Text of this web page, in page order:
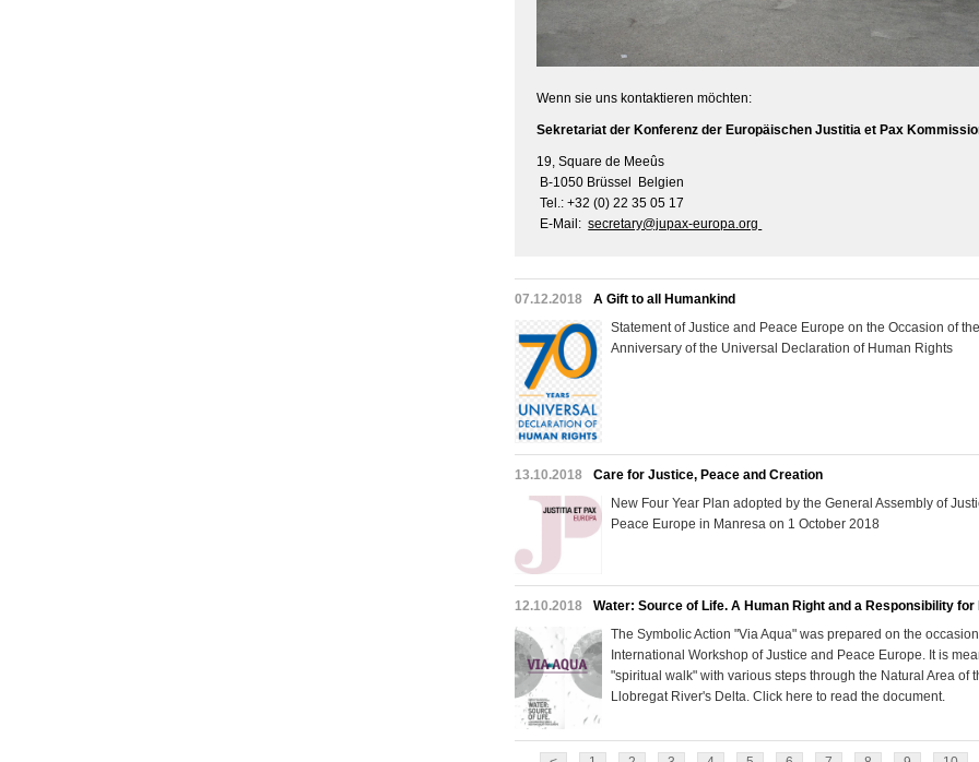
Wenn sie uns kontaktieren möchten:
Sekretariat der Konferenz der Europäischen Justitia et Pax
19, Square de Meeûs
B-1050 Brüssel Belgien
Tel.: +32 (0) 22 35 05 17
E-Mail:secretary@jupax-europa.org
07.12.2018
A Gift to all Humankind
Statement of Justice and Peace Europe on the Occasion of
Anniversary of the Universal Declaration of Human Rights
13.10.2018
Care for Justice, Peace and Creation
New Four Year Plan adopted by the General Assembly of
Peace Europe in Manresa on 1 October 2018
12.10.2018
Water: Source of Life. A Human Right and a Responsibility for
The Symbolic Action "Via Aqua" was prepared on the
International Workshop of Justice and Peace Europe. It is
"spiritual walk" with various steps through the Natural Area of
Llobregat River's Delta. Click here to read the document.